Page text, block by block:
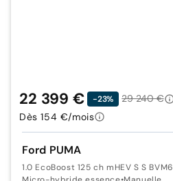
Ford PUMA
1.0 EcoBoost 125 ch mHEV S S BVM6
22 399 € -23%
29 240 €
Dès 154 €/mois